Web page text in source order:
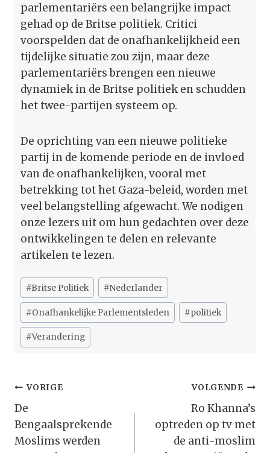
parlementariërs een belangrijke impact
gehad op de Britse politiek. Critici
voorspelden dat de onafhankelijkheid een
tijdelijke situatie zou zijn, maar deze
parlementariërs brengen een nieuwe
dynamiek in de Britse politiek en schudden
het twee-partijen systeem op.
De oprichting van een nieuwe politieke
partij in de komende periode en de invloed
van de onafhankelijken, vooral met
betrekking tot het Gaza-beleid, worden met
veel belangstelling afgewacht. We nodigen
onze lezers uit om hun gedachten over deze
ontwikkelingen te delen en relevante
artikelen te lezen.
Bericht
tags:
#Britse Politiek #Nederlander
#Onafhankelijke Parlementsleden #politiek
#Verandering
Bericht
Navigatie
VORIGE
De
Bengaalsprekende
Moslims werden
VOLGENDE
Ro Khanna’s
optreden op tv met
de anti-moslim